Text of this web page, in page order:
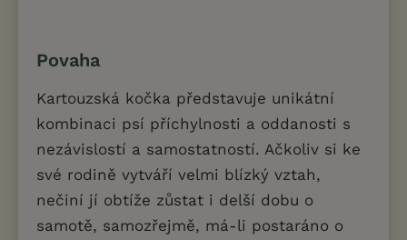
Povaha
Kartouzská kočka představuje unikátní
kombinaci psí příchylnosti a oddanosti s
nezávislostí a samostatností. Ačkoliv si ke
své rodině vytváří velmi blízký vztah,
nečiní jí obtíže zůstat i delší dobu o
samotě, samozřejmě, má-li postaráno o